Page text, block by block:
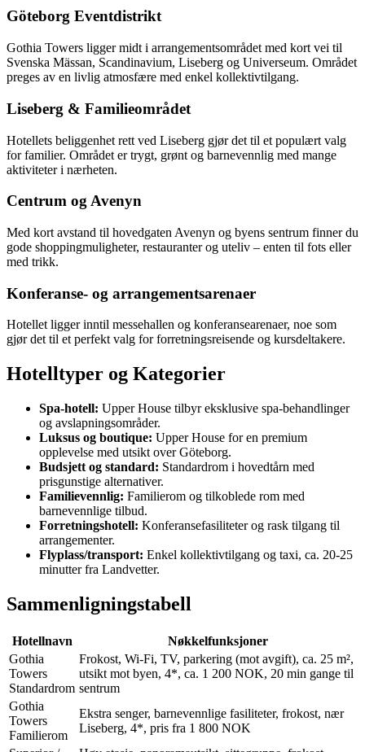
Göteborg Eventdistrikt
Gothia Towers ligger midt i arrangementsområdet med kort vei til
Svenska Mässan, Scandinavium, Liseberg og Universeum. Området
preges av en livlig atmosfære med enkel kollektivtilgang.
Liseberg & Familieområdet
Hotellets beliggenhet rett ved Liseberg gjør det til et populært valg
for familier. Området er trygt, grønt og barnevennlig med mange
aktiviteter i nærheten.
Centrum og Avenyn
Med kort avstand til hovedgaten Avenyn og byens sentrum finner du
gode shoppingmuligheter, restauranter og uteliv – enten til fots eller
med trikk.
Konferanse- og arrangementsarenaer
Hotellet ligger inntil messehallen og konferansearenaer, noe som
gjør det til et perfekt valg for forretningsreisende og kursdeltakere.
Hotelltyper og Kategorier
Spa-hotell: Upper House tilbyr eksklusive spa-behandlinger
og avslapningsområder.
Luksus og boutique: Upper House for en premium
opplevelse med utsikt over Göteborg.
Budsjett og standard: Standardrom i hovedtårn med
prisgunstige alternativer.
Familievennlig: Familierom og tilkoblede rom med
barnevennlige tilbud.
Forretningshotell: Konferansefasiliteter og rask tilgang til
arrangementer.
Flyplass/transport: Enkel kollektivtilgang og taxi, ca. 20-25
minutter fra Landvetter.
Sammenligningstabell
Hotellnavn
Nøkkelfunksjoner
Gothia
Towers
Standardrom
Frokost, Wi‑Fi, TV, parkering (mot avgift), ca. 25 m²,
utsikt mot byen, 4*, ca. 1 200 NOK, 20 min gange til
sentrum
Gothia
Towers
Familierom
Ekstra senger, barnevennlige fasiliteter, frokost, nær
Liseberg, 4*, pris fra 1 800 NOK